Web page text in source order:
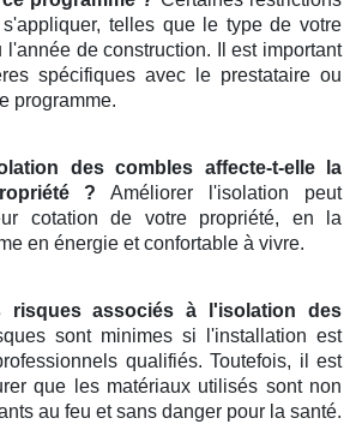
s'appliquer, telles que le type de votre
l'année de construction. Il est important
spécifiques avec le prestataire ou
programme.
des combles affecte-t-elle la
? Améliorer l'isolation peut
cotation de votre propriété, en la
en énergie et confortable à vivre.
risques associés à l'isolation des
sont minimes si l'installation est
qualifiés. Toutefois, il est
que les matériaux utilisés sont non
au feu et sans danger pour la santé.